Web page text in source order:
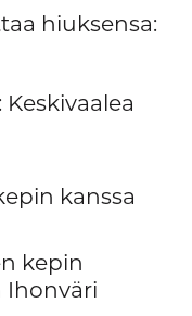
hiuksensa:
kanssa
kepin
Ihonväri